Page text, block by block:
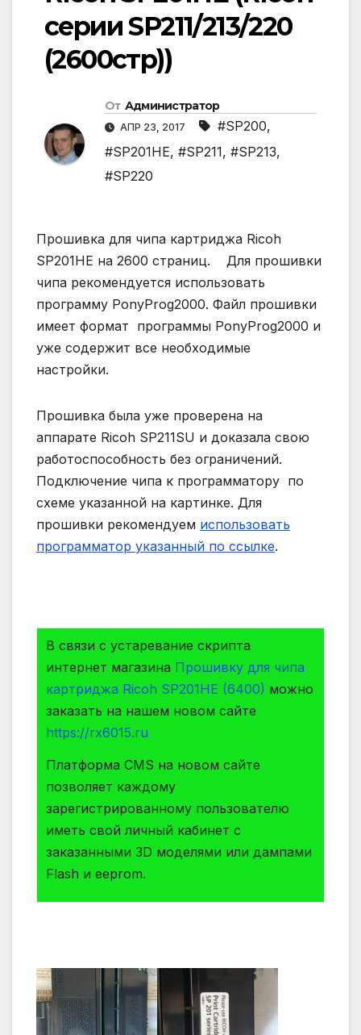
серии SP211/213/220
(2600стр))
От Администратор
АПР 23, 2017 #SP200,
#SP201HE, #SP211, #SP213,
#SP220
Прошивка для чипа картриджа Ricoh
SP201HE на 2600 страниц. Для прошивки
чипа рекомендуется использовать
программу PonyProg2000. Файл прошивки
имеет формат программы PonyProg2000 и
уже содержит все необходимые
настройки.
Прошивка была уже проверена на
аппарате Ricoh SP211SU и доказала свою
работоспособность без ограничений.
Подключение чипа к программатору по
схеме указанной на картинке. Для
прошивки рекомендуем использовать
программатор указанный по ссылке.
В связи с устаревание скрипта
интернет магазина Прошивку для чипа
картриджа Ricoh SP201HE (6400) можно
заказать на нашем новом сайте
https://rx6015.ru
Платформа СMS на новом сайте
позволяет каждому
зарегистрированному пользователю
иметь свой личный кабинет с
заказанными 3D моделями или дампами
Flash и eeprom.